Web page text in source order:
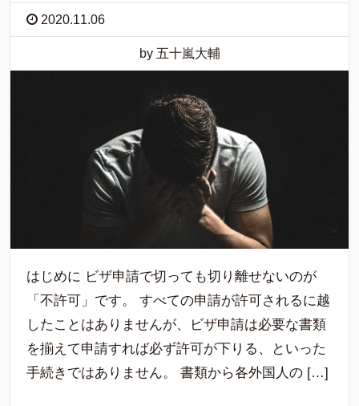
2020.11.06
by 五十嵐大輔
はじめに ビザ申請で切っても切り離せないのが
「不許可」です。 すべての申請が許可されるに越
したことはありませんが、ビザ申請は必要な書類
を揃えて申請すれば必ず許可が下りる、といった
手続きではありません。 書類から各外国人の […]